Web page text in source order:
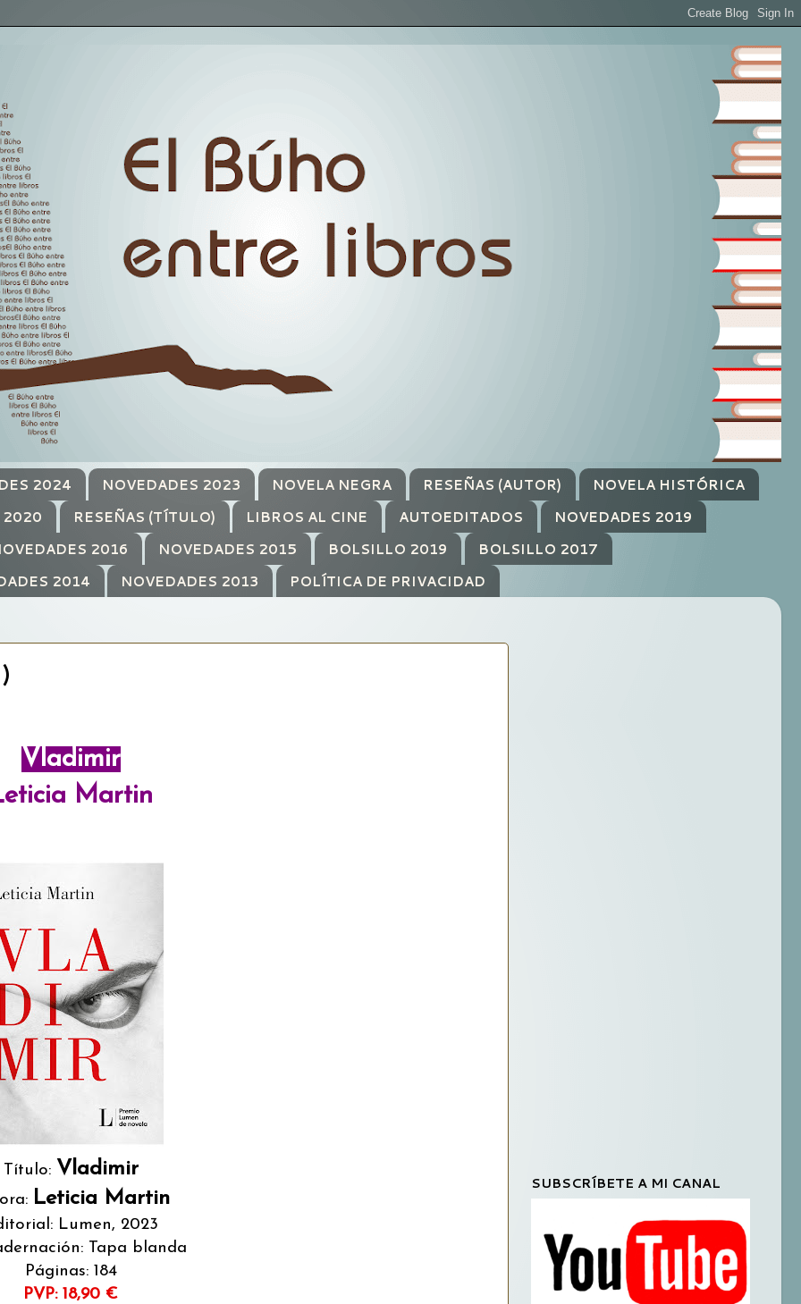
2024 NOVEDADES 2023 NOVELA NEGRA RESEÑAS (AUTOR)
NOVELA HISTÓRICA
2020
RESEÑAS (TÍTULO) LIBROS AL CINE AUTOEDITADOS
NOVEDADES 2019
2016
NOVEDADES 2015 BOLSILLO 2019
BOLSILLO 2017
2014
NOVEDADES 2013 POLÍTICA DE PRIVACIDAD
Vladimir
Martin
Título: Vladimir
Leticia Martin
Lumen, 2023
Tapa blanda
Páginas: 184
PVP: 18,90 €
SUBSCRÍBETE A MI CANAL